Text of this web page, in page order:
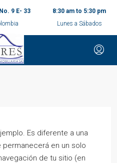
9 E- 33
8:30 am to 5:30 pm
Lunes a Sábados
Es diferente a una
en un solo
de tu sitio (en